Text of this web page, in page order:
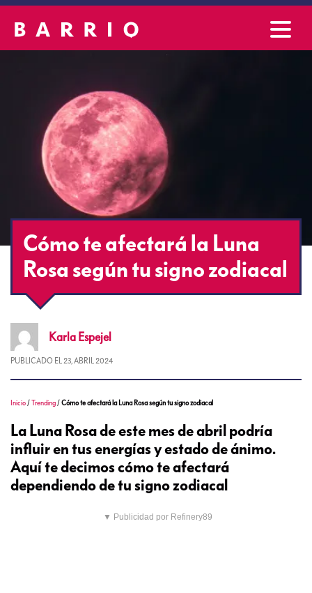
Cómo te afectará la Luna
Rosa según tu signo zodiacal
Karla Espejel
PUBLICADO EL 23, ABRIL 2024
Inicio /Trending /Cómo te afectará la Luna Rosa según tu signo zodiacal
La Luna Rosa de este mes de abril podría
influir en tus energías y estado de ánimo.
Aquí te decimos cómo te afectará
dependiendo de tu signo zodiacal
▼ Publicidad por Refinery89